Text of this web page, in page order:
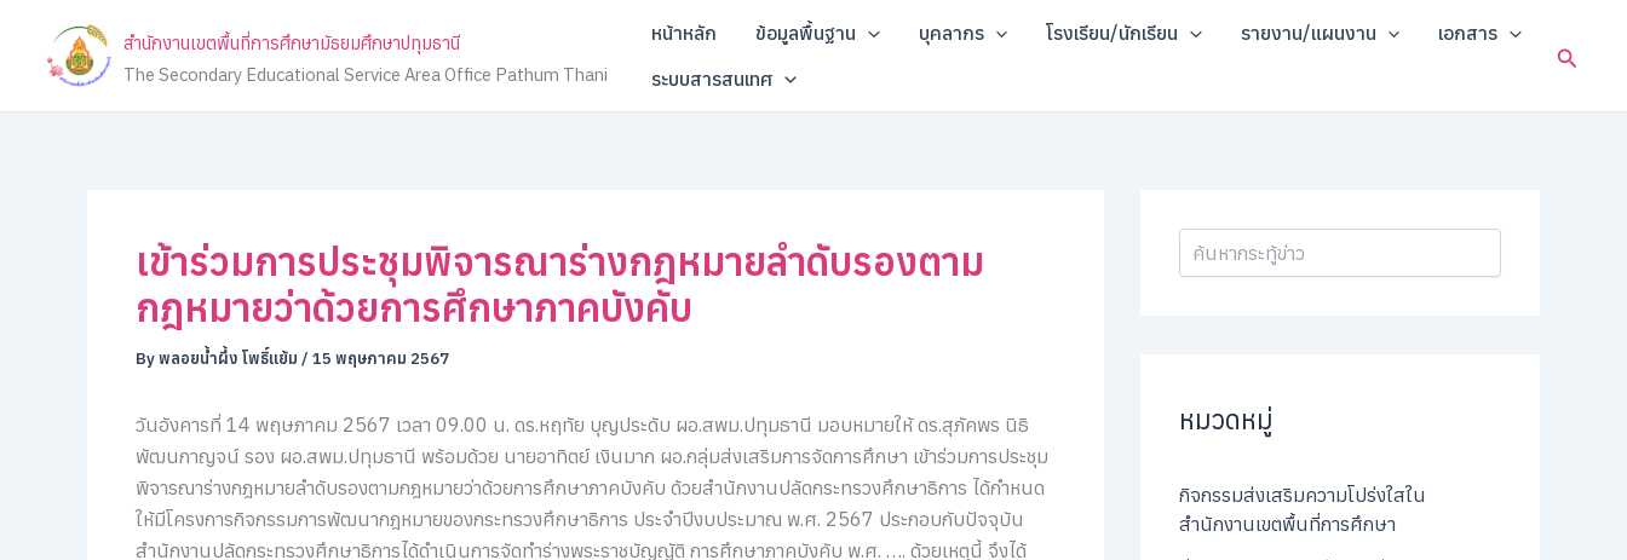
content
สำนักงานเขตพื้นที่การศึกษามัธยมศึกษาปทุมธานี
The Secondary Educational Service Area Office Pathum Thani
หน้าหลัก ข้อมูลพื้นฐาน บุคลากร โรงเรียน/นักเรียน รายงาน/แผนงาน
เอกสาร
ระบบสารสนเทศ
Search
เข้าร่วมการประชุมพิจารณาร่างกฎหมายลำดับรองตาม
กฎหมายว่าด้วยการศึกษาภาคบังคับ
Byพลอยน้ำผึ้ง โพธิ์แย้ม / 15 พฤษภาคม 2567
วันอังคารที่ 14 พฤษภาคม 2567 เวลา 09.00 น. ดร.หฤทัย บุญประดับ ผอ.สพม.ปทุมธานี มอบหมายให้ ดร.สุภัคพร นิธิ
พัฒนกาญจน์ รอง ผอ.สพม.ปทุมธานี พร้อมด้วย นายอาทิตย์ เงินมาก ผอ.กลุ่มส่งเสริมการจัดการศึกษา เข้าร่วมการประชุม
พิจารณาร่างกฎหมายลำดับรองตามกฎหมายว่าด้วยการศึกษาภาคบังคับ ด้วยสำนักงานปลัดกระทรวงศึกษาธิการ ได้กำหนด
ให้มีโครงการกิจกรรมการพัฒนากฎหมายของกระทรวงศึกษาธิการ ประจำปีงบประมาณ พ.ศ. 2567 ประกอบกับปัจจุบัน
สำนักงานปลัดกระทรวงศึกษาธิการได้ดำเนินการจัดทำร่างพระราชบัญญัติ การศึกษาภาคบังคับ พ.ศ. …. ด้วยเหตุนี้ จึงได้
หมวดหมู่
กิจกรรมส่งเสริมความโปร่งใสใน
สำนักงานเขตพื้นที่การศึกษา